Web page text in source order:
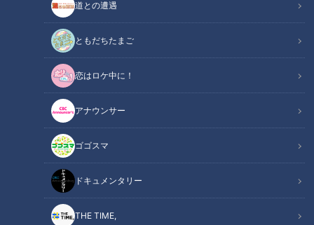
道との遭遇
ともだちたまご
恋はロケ中に！
アナウンサー
ゴゴスマ
ドキュメンタリー
THE TIME,
マヂ学校に向かいます
『マヂカルラブリー』の野田クリスタルと村上の二人が東海地
方の学校におじゃまし、今どきの“リアルな学校生活”を紹介す
る『マヂ学校に向かいます』。